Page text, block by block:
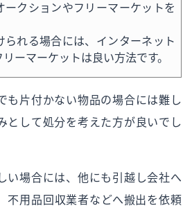
ークションやフリーマーケットを
られる場合には、インターネット
ーマーケットは良い方法です。
も片付かない物品の場合には難し
として処分を考えた方が良いでし
い場合には、他にも引越し会社へ
不用品回収業者などへ搬出を依頼